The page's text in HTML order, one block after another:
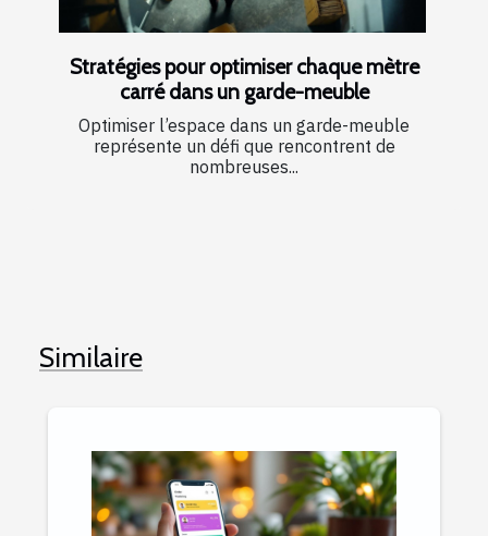
Stratégies pour optimiser chaque mètre
carré dans un garde-meuble
Optimiser l’espace dans un garde-meuble
représente un défi que rencontrent de
nombreuses...
Similaire